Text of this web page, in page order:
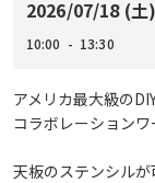
2026/07/18 (土)
10:00 - 13:30
アメリカ最大級の
コラボレーション
天板のステンシルが